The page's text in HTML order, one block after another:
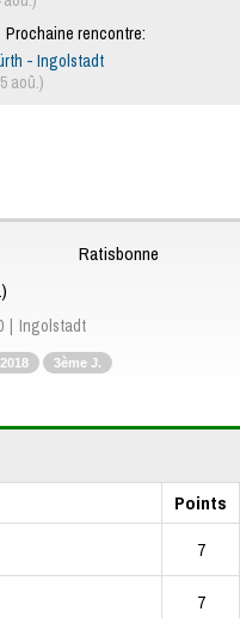
Prochaine rencontre:
- Ingolstadt
aoû.)
Ratisbonne
Ingolstadt
3ème J.
Points
7
7